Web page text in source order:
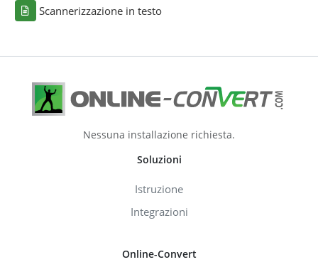
Scannerizzazione in testo
Nessuna installazione richiesta.
Soluzioni
Istruzione
Integrazioni
Online-Convert